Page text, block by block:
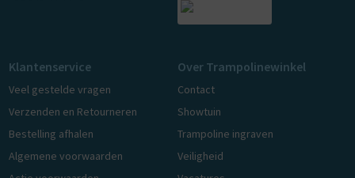
Klantenservice
Veel gestelde vragen
Verzenden en Retourneren
Bestelling afhalen
Algemene voorwaarden
Over Trampolinewinkel
Contact
Showtuin
Trampoline ingraven
Veiligheid